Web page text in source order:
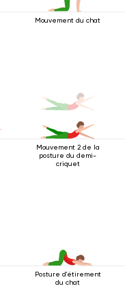
Mouvement du chat
Mouvement 2 de la
posture du demi-
criquet
Posture d'étirement
du chat